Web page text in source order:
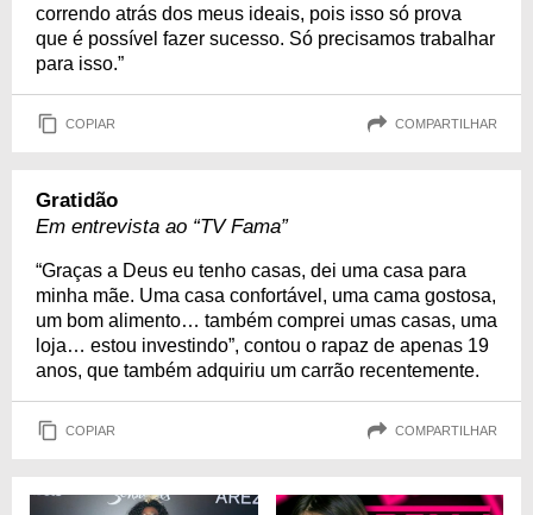
correndo atrás dos meus ideais, pois isso só prova
que é possível fazer sucesso. Só precisamos trabalhar
para isso.”
COPIAR COMPARTILHAR
Gratidão
Em entrevista ao “TV Fama”
“Graças a Deus eu tenho casas, dei uma casa para
minha mãe. Uma casa confortável, uma cama gostosa,
um bom alimento… também comprei umas casas, uma
loja… estou investindo”, contou o rapaz de apenas 19
anos, que também adquiriu um carrão recentemente.
COPIAR COMPARTILHAR